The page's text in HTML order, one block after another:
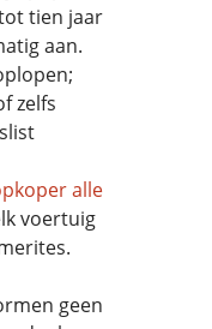
tien jaar
aan.
zelfs
alle
voertuig
geen